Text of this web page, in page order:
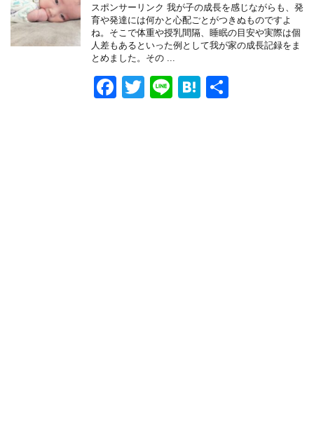
b
o
o
k
a
スポンサーリンク 我が子の成長を感じながらも、発
育や発達には何かと心配ごとがつきぬものですよ
ね。そこで体重や授乳間隔、睡眠の目安や実際は個
人差もあるといった例として我が家の成長記録をま
とめました。その ...
F
T
Li
H